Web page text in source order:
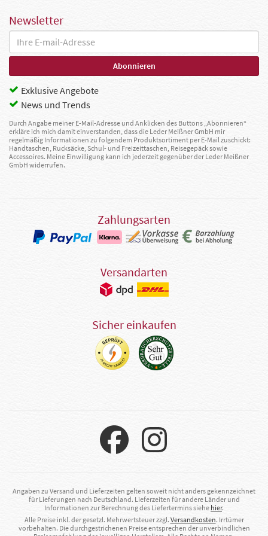
Newsletter
Exklusive Angebote
News und Trends
Durch Angabe meiner E-Mail-Adresse und Anklicken des Buttons „Abonnieren“
erkläre ich mich damit einverstanden, dass die Leder Meißner GmbH mir
regelmäßig Informationen zu folgendem Produktsortiment per E-Mail zuschickt:
Handtaschen, Rucksäcke, Schul- und Freizeittaschen, Reisegepäck sowie
Accessoires. Meine Einwilligung kann ich jederzeit gegenüber der Leder Meißner
GmbH widerrufen.
Zahlungsarten
Versandarten
Sicher einkaufen
Angaben zu Versand und Lieferzeiten gelten soweit nicht anders gekennzeichnet
für Lieferungen nach Deutschland. Lieferzeiten für andere Länder und
Informationen zur Berechnung des Liefertermins siehe hier.
Alle Preise inkl. der gesetzl. Mehrwertsteuer zzgl. Versandkosten. Irrtümer
vorbehalten. Die durchgestrichenen Preise entsprechen der unverbindlichen